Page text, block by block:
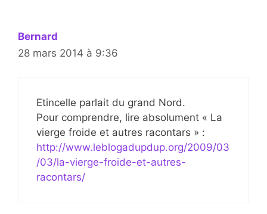
Bernard
28 mars 2014 à 9:36
Etincelle parlait du grand Nord.
Pour comprendre, lire absolument « La
vierge froide et autres racontars » :
http://www.leblogadupdup.org/2009/03
/03/la-vierge-froide-et-autres-
racontars/